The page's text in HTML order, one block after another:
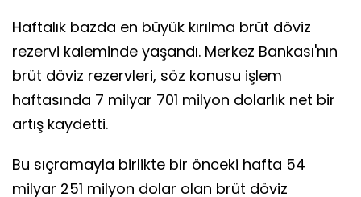
Haftalık bazda en büyük kırılma brüt döviz
rezervi kaleminde yaşandı. Merkez Bankası'nın
brüt döviz rezervleri, söz konusu işlem
haftasında 7 milyar 701 milyon dolarlık net bir
artış kaydetti.
Bu sıçramayla birlikte bir önceki hafta 54
milyar 251 milyon dolar olan brüt döviz